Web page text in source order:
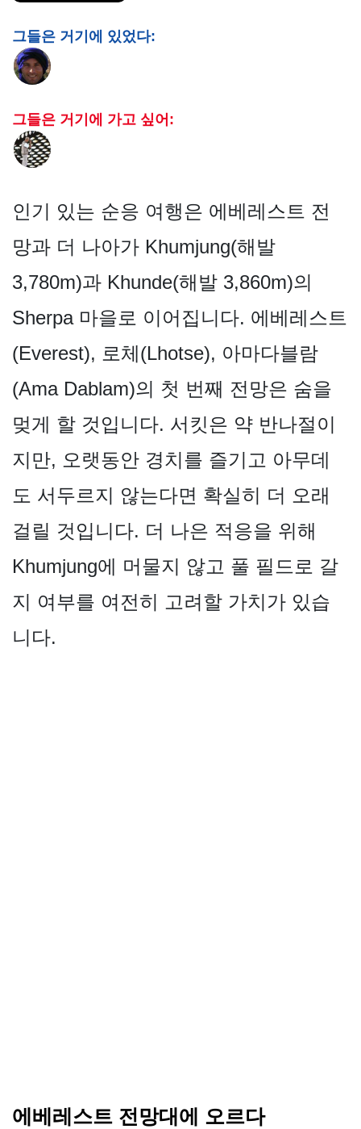
그들은 거기에 있었다:
그들은 거기에 가고 싶어:
인기 있는 순응 여행은 에베레스트 전
망과 더 나아가 Khumjung(해발
3,780m)과 Khunde(해발 3,860m)의
Sherpa 마을로 이어집니다. 에베레스트
(Everest), 로체(Lhotse), 아마다블람
(Ama Dablam)의 첫 번째 전망은 숨을
멎게 할 것입니다. 서킷은 약 반나절이
지만, 오랫동안 경치를 즐기고 아무데
도 서두르지 않는다면 확실히 더 오래
걸릴 것입니다. 더 나은 적응을 위해
Khumjung에 머물지 않고 풀 필드로 갈
지 여부를 여전히 고려할 가치가 있습
니다.
에베레스트 전망대에 오르다